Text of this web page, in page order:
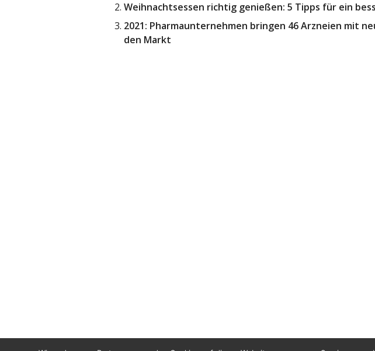
Weihnachtsessen richtig genießen: 5 Tipps für ein
2021: Pharmaunternehmen bringen 46 Arzneien mit
den Markt